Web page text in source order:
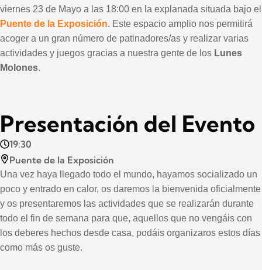
viernes 23 de Mayo a las 18:00 en la explanada situada bajo el
Puente de la Exposición. Este espacio amplio nos permitirá
acoger a un gran número de patinadores/as y realizar varias
actividades y juegos gracias a nuestra gente de los Lunes
Molones.
Presentación del Evento
19:30
Puente de la Exposición
Una vez haya llegado todo el mundo, hayamos socializado un
poco y entrado en calor, os daremos la bienvenida oficialmente
y os presentaremos las actividades que se realizarán durante
todo el fin de semana para que, aquellos que no vengáis con
los deberes hechos desde casa, podáis organizaros estos días
como más os guste.